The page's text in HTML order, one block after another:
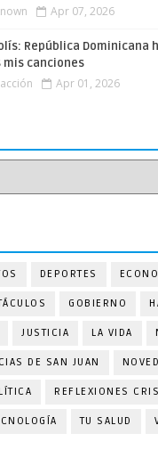
Apr 07, 2026
República Dominicana
mis canciones
Apr 01, 2026
DEPORTES
GOBIERNO
JUSTICIA LA VIDA
DE SAN JUAN
REFLEXIONES
TU SALUD